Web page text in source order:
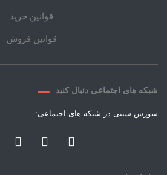
قوانین خرید
قوانین فروش
شبکه های اجتماعی دنبال کنید
سورس سیتی در شبکه های اجتماعی: